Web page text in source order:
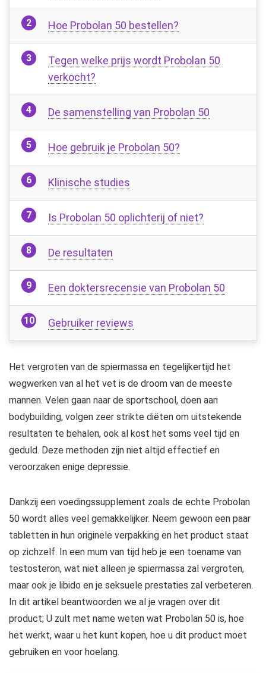
Hoe Probolan 50 bestellen?
Tegen welke prijs wordt Probolan 50
verkocht?
De samenstelling van Probolan 50
Hoe gebruik je Probolan 50?
Klinische studies
Is Probolan 50 oplichterij of niet?
De resultaten
Een doktersrecensie van Probolan 50
Gebruiker reviews
Het vergroten van de spiermassa en tegelijkertijd het
wegwerken van al het vet is de droom van de meeste
mannen. Velen gaan naar de sportschool, doen aan
bodybuilding, volgen zeer strikte diëten om uitstekende
resultaten te behalen, ook al kost het soms veel tijd en
geduld. Deze methoden zijn niet altijd effectief en
veroorzaken enige depressie.
Dankzij een voedingssupplement zoals de echte Probolan
50 wordt alles veel gemakkelijker. Neem gewoon een paar
tabletten in hun originele verpakking en het product staat
op zichzelf. In een mum van tijd heb je een toename van
testosteron, wat niet alleen je spiermassa zal vergroten,
maar ook je libido en je seksuele prestaties zal verbeteren.
In dit artikel beantwoorden we al je vragen over dit
product; U zult met name weten wat Probolan 50 is, hoe
het werkt, waar u het kunt kopen, hoe u dit product moet
gebruiken en voor hoelang.